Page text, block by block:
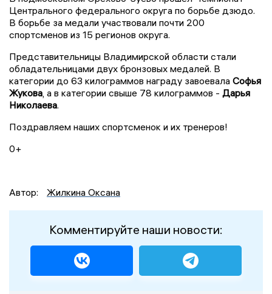
Центрального федерального округа по борьбе дзюдо.
В борьбе за медали участвовали почти 200
спортсменов из 15 регионов округа.
Представительницы Владимирской области стали
обладательницами двух бронзовых медалей. В
категории до 63 килограммов награду завоевала Софья
Жукова, а в категории свыше 78 килограммов - Дарья
Николаева.
Поздравляем наших спортсменок и их тренеров!
0+
Автор: Жилкина Оксана
Комментируйте наши новости: